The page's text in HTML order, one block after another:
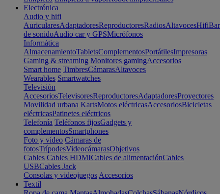
Electrónica
Audio y hifi
AuricularesAdaptadoresReproductoresRadiosAltavocesHifi
de sonidoAudio car y GPSMicrófonos
Informática
AlmacenamientoTabletsComplementosPortátilesImpresoras
Gaming & streaming Monitores gamingAccesorios
Smart home TimbresCámarasAltavoces
Wearables Smartwatches
Televisión
AccesoriosTelevisoresReproductoresAdaptadoresProyectores
Movilidad urbana KartsMotos eléctricasAccesoriosBicicletas
eléctricasPatinetes eléctricos
Telefonía Teléfonos fijosGadgets y
complementosSmartphones
Foto y vídeo Cámaras de
fotosTrípodesVideocámarasObjetivos
Cables Cables HDMICables de alimentaciónCables
USBCables Jack
Consolas y videojuegos Accesorios
Textil